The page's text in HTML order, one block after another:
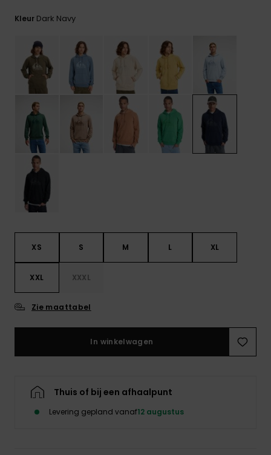
Kleur Dark Navy
XS S M L XL
XXL XXXL
Zie maattabel
In winkelwagen
Thuis of bij een afhaalpunt
Levering gepland vanaf12 augustus